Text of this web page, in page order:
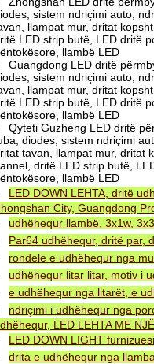
sistem ndriçimi auto,
llampat mur, dritat
LED strip butë, LED dritë
llambë LED
Guangdong LED dritë
sistem ndriçimi auto,
llampat mur, dritat
LED strip butë, LED dritë
llambë LED
Qyteti Guzheng LED dritë
diodes, sistem ndriçimi
tavan, llampat mur, dritat
dritë LED strip butë,
llambë LED
LED DOWN LEHTA, dritë
City, Guangdong
udhëhequr llambë, 3x1w,
Par64 udhëhequr, dritë par,
rondele e udhëhequr nga
udhëhequr litar litar, motiv i
e udhëhequr nga litarët, e
ndriçimi i udhëhequr nga
LED LEHTA ME
LED DOWN LIGHT
drita e udhëhequr nga